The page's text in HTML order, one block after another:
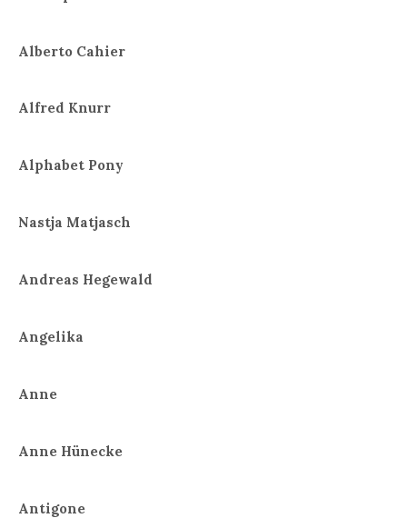
Alberto Cahier
Alfred Knurr
Alphabet Pony
Nastja Matjasch
Andreas Hegewald
Angelika
Anne
Anne Hünecke
Antigone